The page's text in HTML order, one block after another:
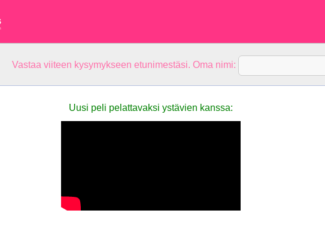
Vastaa viiteen kysymykseen etunimestäsi. Oma nimi:
Uusi peli pelattavaksi ystävien kanssa: